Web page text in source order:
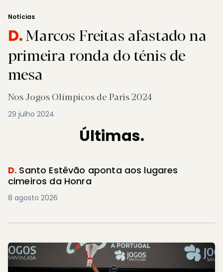
Notícias
D.Marcos Freitas afastado na
primeira ronda do ténis de
mesa
Nos Jogos Olímpicos de Paris 2024
29 julho 2024
Últimas.
D. Santo Estêvão aponta aos lugares
cimeiros da Honra
8 agosto 2026